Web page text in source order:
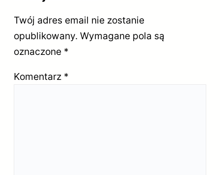
Twój adres email nie zostanie
opublikowany. Wymagane pola są
oznaczone *
Komentarz *